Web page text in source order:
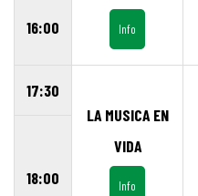
Info
16:00
17:30
LA MUSICA EN
VIDA
Info
18:00